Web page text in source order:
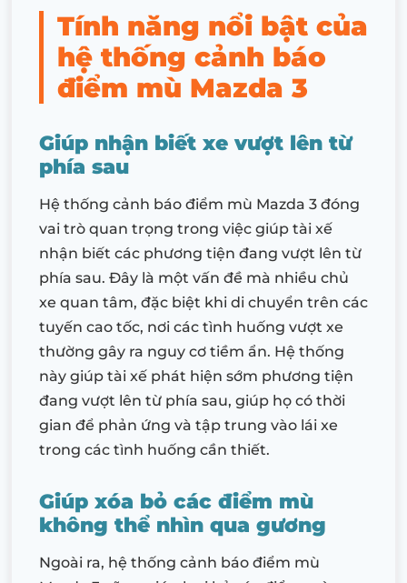
Tính năng nổi bật của
hệ thống cảnh báo
điểm mù Mazda 3
Giúp nhận biết xe vượt lên từ
phía sau
Hệ thống cảnh báo điểm mù Mazda 3 đóng
vai trò quan trọng trong việc giúp tài xế
nhận biết các phương tiện đang vượt lên từ
phía sau. Đây là một vấn đề mà nhiều chủ
xe quan tâm, đặc biệt khi di chuyển trên các
tuyến cao tốc, nơi các tình huống vượt xe
thường gây ra nguy cơ tiềm ẩn. Hệ thống
này giúp tài xế phát hiện sớm phương tiện
đang vượt lên từ phía sau, giúp họ có thời
gian để phản ứng và tập trung vào lái xe
trong các tình huống cần thiết.
Giúp xóa bỏ các điểm mù
không thể nhìn qua gương
Ngoài ra, hệ thống cảnh báo điểm mù